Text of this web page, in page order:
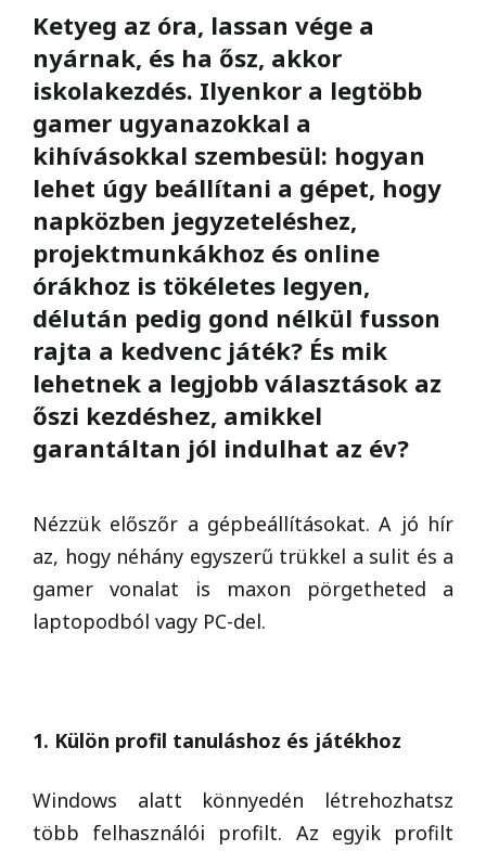
Ketyeg az óra, lassan vége a
nyárnak, és ha ősz, akkor
iskolakezdés. Ilyenkor a legtöbb
gamer ugyanazokkal a
kihívásokkal szembesül: hogyan
lehet úgy beállítani a gépet, hogy
napközben jegyzeteléshez,
projektmunkákhoz és online
órákhoz is tökéletes legyen,
délután pedig gond nélkül fusson
rajta a kedvenc játék? És mik
lehetnek a legjobb választások az
őszi kezdéshez, amikkel
garantáltan jól indulhat az év?
Nézzük előszőr a gépbeállításokat. A jó hír
az, hogy néhány egyszerű trükkel a sulit és a
gamer vonalat is maxon pörgetheted a
laptopodból vagy PC-del.
1. Külön profil tanuláshoz és játékhoz
Windows alatt könnyedén létrehozhatsz
több felhasználói profilt. Az egyik profilt